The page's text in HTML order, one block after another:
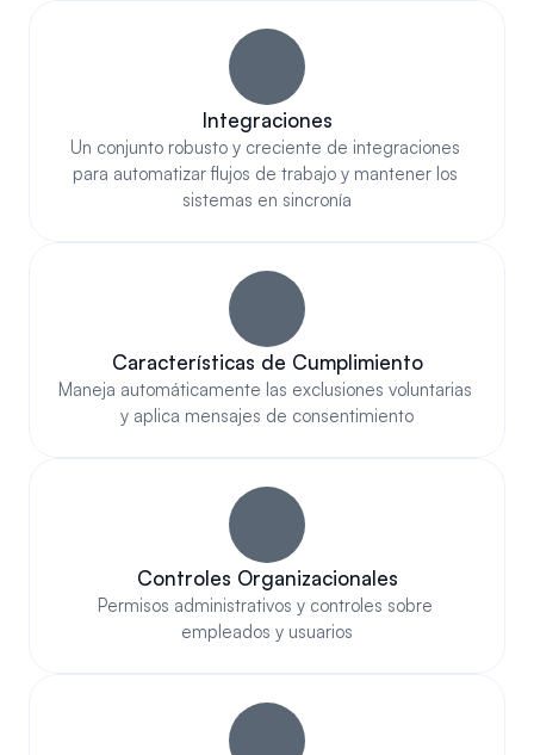
Integraciones
Un conjunto robusto y creciente de integraciones
para automatizar flujos de trabajo y mantener los
sistemas en sincronía
Características de Cumplimiento
Maneja automáticamente las exclusiones voluntarias
y aplica mensajes de consentimiento
Controles Organizacionales
Permisos administrativos y controles sobre
empleados y usuarios